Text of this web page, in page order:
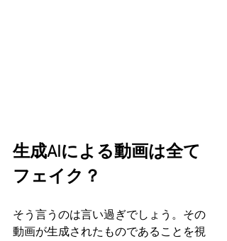
生成AIによる動画は全て
フェイク？
そう言うのは言い過ぎでしょう。その
動画が生成されたものであることを視